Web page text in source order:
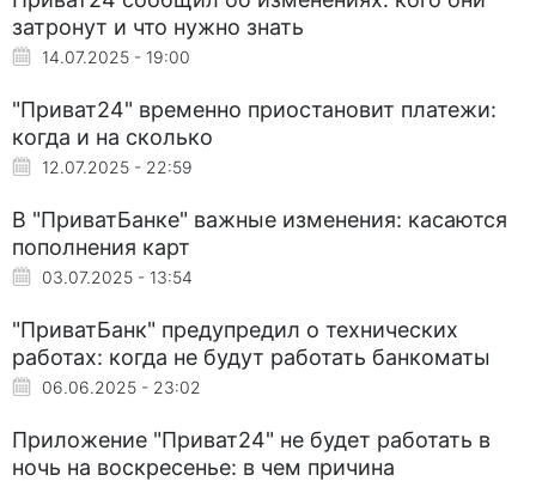
затронут и что нужно знать
14.07.2025 - 19:00
"Приват24" временно приостановит платежи:
когда и на сколько
12.07.2025 - 22:59
В "ПриватБанке" важные изменения: касаются
пополнения карт
03.07.2025 - 13:54
"ПриватБанк" предупредил о технических
работах: когда не будут работать банкоматы
06.06.2025 - 23:02
Приложение "Приват24" не будет работать в
ночь на воскресенье: в чем причина